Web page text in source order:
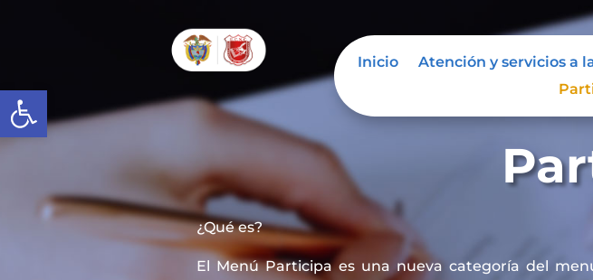
Abrir barra de herramientas
Inicio Atención y servicios a
¿Qué es?
El Menú Participa es una nueva categoría del